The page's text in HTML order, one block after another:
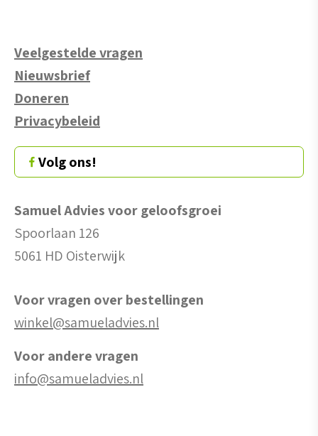
Veelgestelde vragen
Nieuwsbrief
Doneren
Privacybeleid
Volg ons!
Samuel Advies voor geloofsgroei
Spoorlaan 126
5061 HD Oisterwijk
Voor vragen over bestellingen
winkel@samueladvies.nl
Voor andere vragen
info@samueladvies.nl